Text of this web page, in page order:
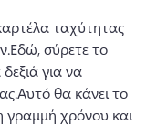
ταχύτητας
.Εδώ, σύρετε το
για να
Αυτό θα κάνει το
γραμμή χρόνου και